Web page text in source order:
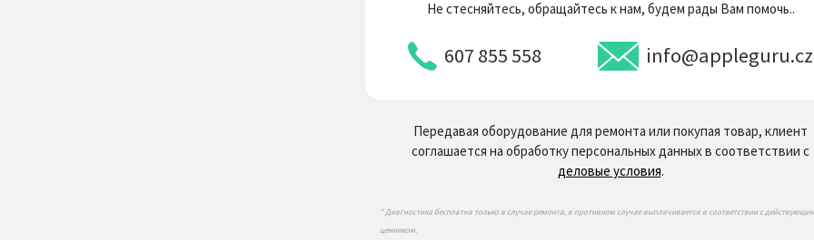
Не стесняйтесь, обращайтесь к нам, будем рады Вам помочь..
607 855 558 info@appleguru.cz
Передавая оборудование для ремонта или покупая товар, клиент
соглашается на обработку персональных данных в соответствии с
деловые условия.
* Диагностика бесплатна только в случае ремонта, в противном случае выплачивается в соответствии с
ценником.